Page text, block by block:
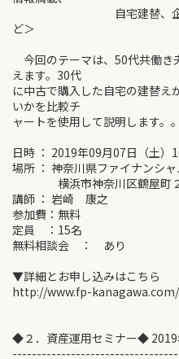
自宅建替、企業型DC
ど＞
今回のテーマは、50代共働き
えます。30代
に中古で購入した自宅の建替え
いかを比較チ
ャートを使用して説明します。
日時 ： 2019年09月07日（土）
場所 ： 神奈川県ファイナンシ
横浜市神奈川区鶴屋町２
講師 ： 岩崎 康之
参加費：無料
定員 ：15名
無料相談会 ： あり
▼詳細とお申し込みはこちら
http://www.fp-
◆２．資産運用セミナー◆ 2019